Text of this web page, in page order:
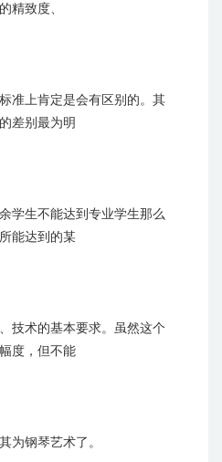
精致度、
准上肯定是会有区别的。其
差别最为明
学生不能达到专业学生那么
能达到的某
技术的基本要求。虽然这个
度，但不能
为钢琴艺术了。